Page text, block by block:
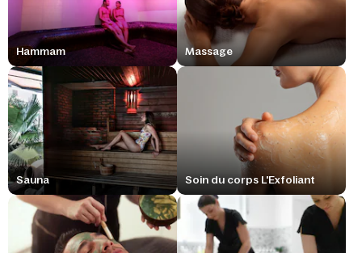
Hammam Massage
Sauna Soin du corps L'Exfoliant